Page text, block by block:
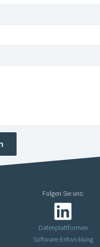
Folgen Sie uns:
Datenplattformen
Software-Entwicklung